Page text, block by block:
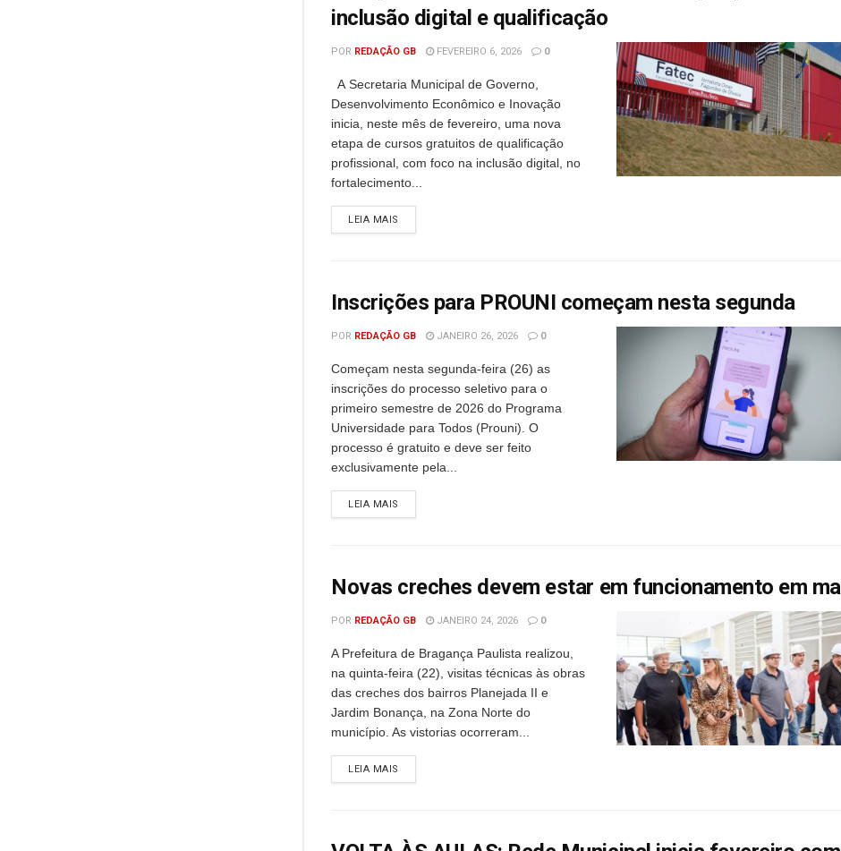
inclusão digital e qualificação
POR REDAÇÃO GB FEVEREIRO 6, 2026 0
A Secretaria Municipal de Governo,
Desenvolvimento Econômico e Inovação
inicia, neste mês de fevereiro, uma nova
etapa de cursos gratuitos de qualificação
profissional, com foco na inclusão digital, no
fortalecimento...
LEIA MAIS
Inscrições para PROUNI começam nesta segunda
POR REDAÇÃO GB JANEIRO 26, 2026 0
Começam nesta segunda-feira (26) as
inscrições do processo seletivo para o
primeiro semestre de 2026 do Programa
Universidade para Todos (Prouni). O
processo é gratuito e deve ser feito
exclusivamente pela...
LEIA MAIS
Novas creches devem estar em funcionamento em
POR REDAÇÃO GB JANEIRO 24, 2026 0
A Prefeitura de Bragança Paulista realizou,
na quinta-feira (22), visitas técnicas às obras
das creches dos bairros Planejada II e
Jardim Bonança, na Zona Norte do
município. As vistorias ocorreram...
LEIA MAIS